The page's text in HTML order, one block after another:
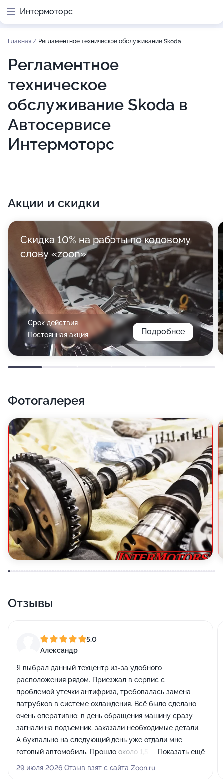
Интермоторс
Главная / Регламентное техническое обслуживание Skoda
Регламентное
техническое
обслуживание Skoda в
Автосервисе
Интермоторс
Акции и скидки
Скидка 10% на работы по кодовому
слову «zoon»
Срок действия
Постоянная акция
Подробнее
Фотогалерея
Отзывы
5,0
Александр
Я выбрал данный техцентр из-за удобного
расположения рядом. Приезжал в сервис с
проблемой утечки антифриза, требовалась замена
патрубков в системе охлаждения. Всё было сделано
очень оперативно: в день обращения машину сразу
загнали на подъемник, заказали необходимые детали.
А буквально на следующий день уже отдали мне
готовый автомобиль. Прошло около 1,5 недель, езжу
без проблем, пока никаких нареканий по качеству
Показать ещё
29 июля 2026 Отзыв взят с сайта Zoon.ru